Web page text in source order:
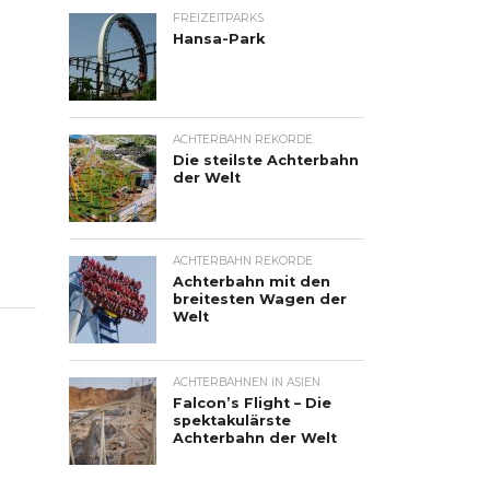
FREIZEITPARKS
Hansa-Park
ACHTERBAHN REKORDE
Die steilste Achterbahn
der Welt
ACHTERBAHN REKORDE
Achterbahn mit den
breitesten Wagen der
Welt
ACHTERBAHNEN IN ASIEN
Falcon’s Flight – Die
spektakulärste
Achterbahn der Welt